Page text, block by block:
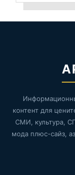
контент для
СМИ, культура,
мода плюс-сайз,